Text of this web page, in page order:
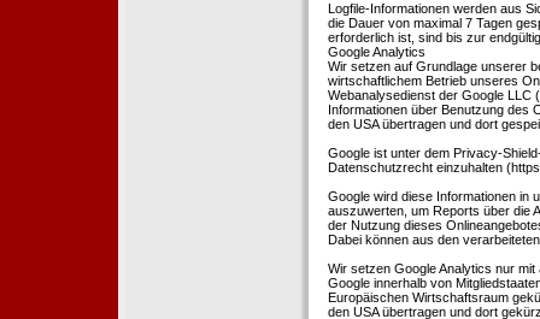
Logfile-Informationen werden aus
die Dauer von maximal 7 Tagen
erforderlich ist, sind bis zur
Google Analytics
Wir setzen auf Grundlage unserer
wirtschaftlichem Betrieb unseres
Webanalysedienst der Google LLC
Informationen über Benutzung des
den USA übertragen und dort
Google ist unter dem Privacy-
Datenschutzrecht einzuhalten
Google wird diese Informationen in
auszuwerten, um Reports über die
der Nutzung dieses
Dabei können aus den
Wir setzen Google Analytics nur
Google innerhalb von
Europäischen Wirtschaftsraum
den USA übertragen und dort